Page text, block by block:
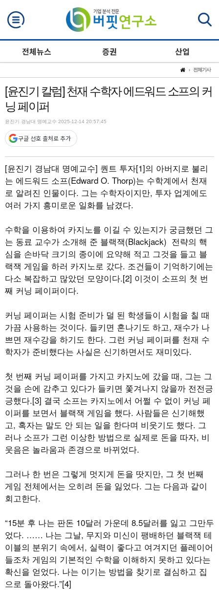
전체뉴스 증권 산업
전체기사
[윤진기 칼럼] 천재 수학자 에드워드 소프의 커
닝 페이퍼
윤진기 경남대 명예교수 2025-12-14 20:57:45
구글 선호 출처로 추가
[윤진기 경남대 명예교수] 퀀트 투자[1]의 아버지로 불리
는 에드워드 소프(Edward O. Thorp)는 수학계에서 천재
로 알려진 인물이다. 그는 수학자이지만, 투자 업계에도
여러 가지 흥미로운 일화를 남겼다.
수학을 이용하여 카지노를 이길 수 있는지가 궁금했던 그
는 동료 교수가 소개해 준 블랙잭(Blackjack) 전략의 핵
심을 손바닥 크기의 종이에 요약해 적고 그것을 들고 블
랙잭 게임을 하러 카지노로 갔다. 조건들이 기억하기에는
다소 복잡하고 많았던 모양이다.[2] 이것이 소프의 첫 번
째 커닝 페이퍼이다.
커닝 페이퍼는 시험 준비가 덜 된 학생들이 시험을 칠 때
가끔 사용하는 것이다. 들키면 혼나기도 하고, 재수가 나
쁘면 재수강을 하기도 한다. 그런 커닝 페이퍼를 천재 수
학자가 준비했다는 사실은 신기하면서도 재미있다.
첫 번째 커닝 페이퍼를 가지고 카지노에 갔을 때, 그는 그
것을 손에 감추고 있다가 들키면 쫓겨나지 않을까 전전긍
긍했다.[3] 결국 소프는 카지노에서 어쩔 수 없이 커닝 페
이퍼를 보면서 블랙잭 게임을 했다. 사람들은 신기해했
고, 혹자는 말도 안 되는 일을 한다며 비웃기도 했다. 그
러나 소프가 그런 이상한 방법으로 실제로 돈을 따자, 비
웃음은 놀라움과 존경으로 바뀌었다.
그러나 한 번은 그렇게 멋지게 돈을 땃지만, 그 첫 번째
게임 전체에서는 오히려 돈을 잃었다. 그는 다음과 같이
회고한다.
“15분 후 나는 판돈 10달러 가운데 8.5달러를 잃고 그만두
었다. …… 나는 그날, 무지와 미신이 팽배하던 블랙잭 테
이블의 분위기 속에서, 실력이 좋다고 여겨지던 플레이어
들조차 게임의 기본적인 수학을 이해하지 못하고 있다는
확신을 얻었다. 나는 이기는 방법을 찾기로 결심하고 집
으로 돌아왔다.”[4]
검색